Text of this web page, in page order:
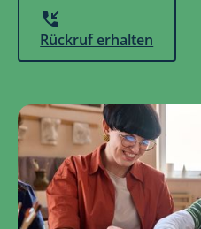
Rückruf erhalten